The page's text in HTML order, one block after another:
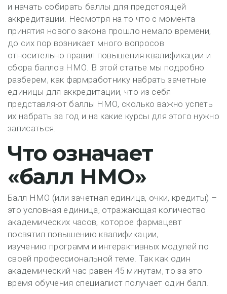
и начать собирать баллы для предстоящей
аккредитации. Несмотря на то что с момента
принятия нового закона прошло немало времени,
до сих пор возникает много вопросов
относительно правил повышения квалификации и
сбора баллов НМО. В этой статье мы подробно
разберем, как фармработнику набрать зачетные
единицы для аккредитации, что из себя
представляют баллы НМО, сколько важно успеть
их набрать за год и на какие курсы для этого нужно
записаться.
Что означает
«балл НМО»
Балл НМО (или зачетная единица, очки, кредиты) –
это условная единица, отражающая количество
академических часов, которое фармацевт
посвятил повышению квалификации,
изучению программ и интерактивных модулей по
своей профессиональной теме. Так как один
академический час равен 45 минутам, то за это
время обучения специалист получает один балл.